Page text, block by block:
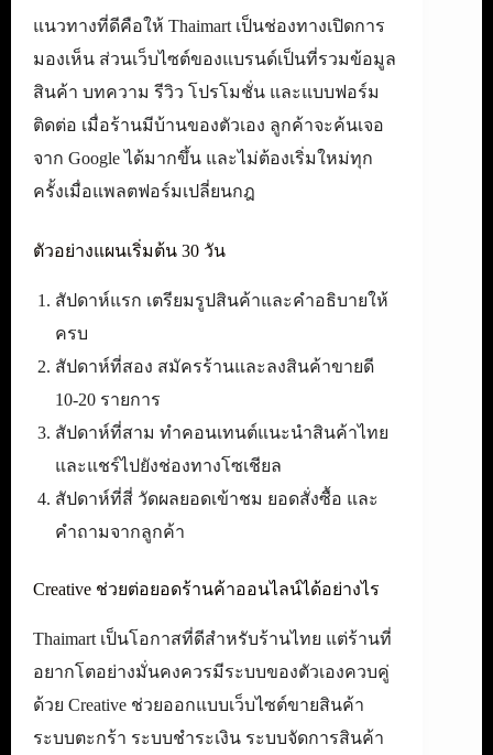
แนวทางที่ดีคือให้ Thaimart เป็นช่องทางเปิดการ
มองเห็น ส่วนเว็บไซต์ของแบรนด์เป็นที่รวมข้อมูล
สินค้า บทความ รีวิว โปรโมชั่น และแบบฟอร์ม
ติดต่อ เมื่อร้านมีบ้านของตัวเอง ลูกค้าจะค้นเจอ
จาก Google ได้มากขึ้น และไม่ต้องเริ่มใหม่ทุก
ครั้งเมื่อแพลตฟอร์มเปลี่ยนกฎ
ตัวอย่างแผนเริ่มต้น 30 วัน
สัปดาห์แรก เตรียมรูปสินค้าและคำอธิบายให้
ครบ
สัปดาห์ที่สอง สมัครร้านและลงสินค้าขายดี
10-20 รายการ
สัปดาห์ที่สาม ทำคอนเทนต์แนะนำสินค้าไทย
และแชร์ไปยังช่องทางโซเชียล
สัปดาห์ที่สี่ วัดผลยอดเข้าชม ยอดสั่งซื้อ และ
คำถามจากลูกค้า
Creative ช่วยต่อยอดร้านค้าออนไลน์ได้อย่างไร
Thaimart เป็นโอกาสที่ดีสำหรับร้านไทย แต่ร้านที่
อยากโตอย่างมั่นคงควรมีระบบของตัวเองควบคู่
ด้วย Creative ช่วยออกแบบเว็บไซต์ขายสินค้า
ระบบตะกร้า ระบบชำระเงิน ระบบจัดการสินค้า